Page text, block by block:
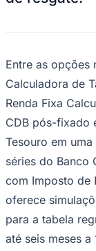
Entre as opções
Calculadora de
Renda Fixa
CDB pós-fixado
Tesouro em
séries do Banco
com Imposto de
oferece
para a tabela
até seis meses